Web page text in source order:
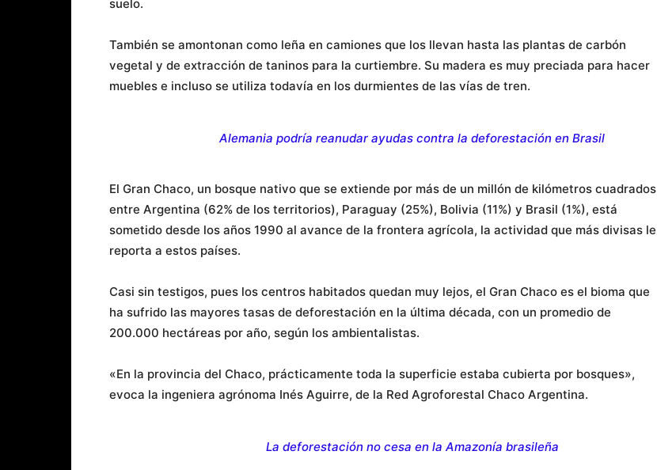
suelo.
También se amontonan como leña en camiones que los llevan hasta las plantas de carbón
vegetal y de extracción de taninos para la curtiembre. Su madera es muy preciada para hacer
muebles e incluso se utiliza todavía en los durmientes de las vías de tren.
Alemania podría reanudar ayudas contra la deforestación en Brasil
El Gran Chaco, un bosque nativo que se extiende por más de un millón de kilómetros cuadrados
entre Argentina (62% de los territorios), Paraguay (25%), Bolivia (11%) y Brasil (1%), está
sometido desde los años 1990 al avance de la frontera agrícola, la actividad que más divisas le
reporta a estos países.
Casi sin testigos, pues los centros habitados quedan muy lejos, el Gran Chaco es el bioma que
ha sufrido las mayores tasas de deforestación en la última década, con un promedio de
200.000 hectáreas por año, según los ambientalistas.
«En la provincia del Chaco, prácticamente toda la superficie estaba cubierta por bosques»,
evoca la ingeniera agrónoma Inés Aguirre, de la Red Agroforestal Chaco Argentina.
La deforestación no cesa en la Amazonía brasileña